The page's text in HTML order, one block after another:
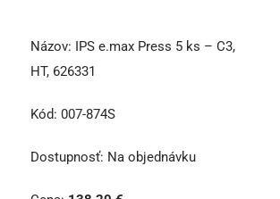
Názov:
IPS e.max Press 5 ks – C3,
HT, 626331
Kód: 007-874S
Dostupnosť: Na objednávku